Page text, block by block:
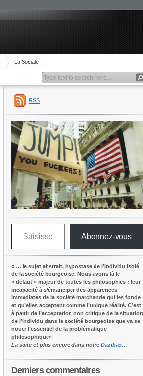
La Sociale
RSS
Saisissez votre adresse e-mail…
Abonnez-vous
« … le sujet abstrait, hypostase de l’individu isolé
de la société bourgeoise. Nous avons là le
« défaut » majeur de toutes les philosophies : leur
incapacité à s’émanciper des apparences
immédiates de la société marchande qui les fonde
et qu’elles acceptent comme l’unique réalité. C’est
à partir de l’acceptation non critique de la situation
de l’individu dans la société bourgeoise que va se
nouer l’essentiel de la problématique
philosophique»
La suite et plus encore dans notre Dazibao…
Derniers commentaires